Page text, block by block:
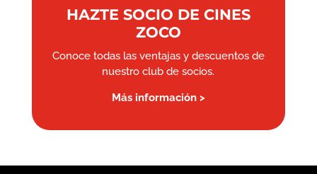
HAZTE SOCIO DE CINES
ZOCO
Conoce todas las ventajas y descuentos de
nuestro club de socios.
Más información >